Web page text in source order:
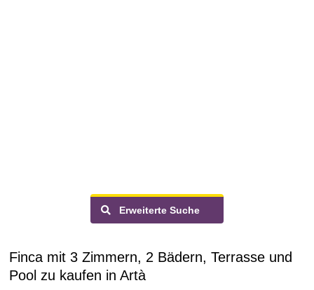
Erweiterte Suche
Finca mit 3 Zimmern, 2 Bädern, Terrasse und
Pool zu kaufen in Artà